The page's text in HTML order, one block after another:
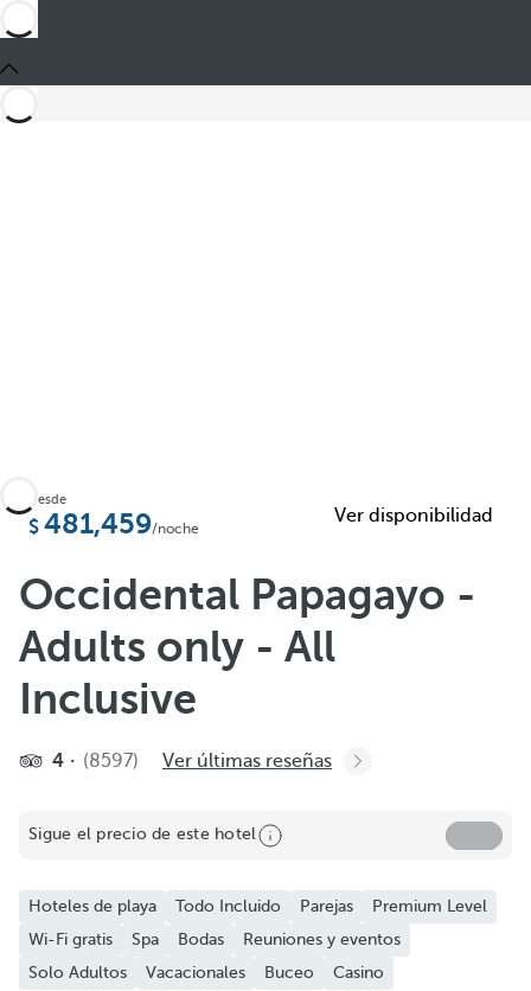
Añadir a favoritos
Ver más fotos y videos
Desde
481,459/noche
Ver disponibilidad
Occidental Papagayo -
Adults only - All
Inclusive
4 (8597) Ver últimas reseñas
Sigue el precio de este hotel
Hoteles de playa Todo Incluido Parejas
Premium Level
Wi-Fi gratis
Spa Bodas
Reuniones y eventos
Solo Adultos
Vacacionales Buceo Casino